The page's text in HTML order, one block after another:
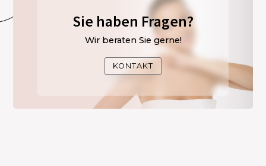
Sie haben Fragen?
Wir beraten Sie gerne!
KONTAKT